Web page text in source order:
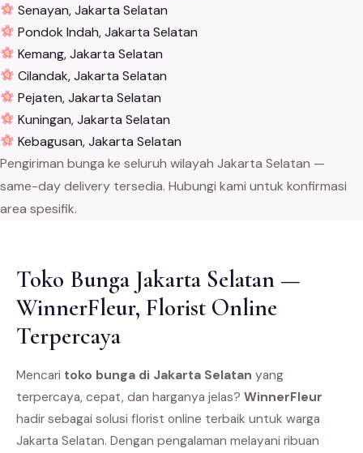
Senayan, Jakarta Selatan
Pondok Indah, Jakarta Selatan
Kemang, Jakarta Selatan
Cilandak, Jakarta Selatan
Pejaten, Jakarta Selatan
Kuningan, Jakarta Selatan
Kebagusan, Jakarta Selatan
Pengiriman bunga ke seluruh wilayah Jakarta Selatan —
same-day delivery tersedia. Hubungi kami untuk konfirmasi
area spesifik.
Toko Bunga Jakarta Selatan —
WinnerFleur, Florist Online
Terpercaya
Mencari toko bunga di Jakarta Selatan yang
terpercaya, cepat, dan harganya jelas? WinnerFleur
hadir sebagai solusi florist online terbaik untuk warga
Jakarta Selatan. Dengan pengalaman melayani ribuan